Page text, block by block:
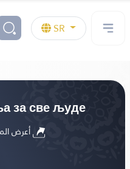
SR
за све људе